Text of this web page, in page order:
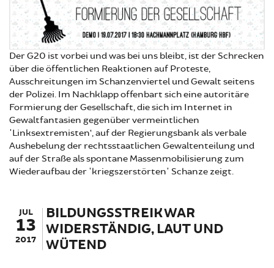
Der G20 ist vorbei und was bei uns bleibt, ist der Schrecken
über die öffentlichen Reaktionen auf Proteste,
Ausschreitungen im Schanzenviertel und Gewalt seitens
der Polizei. Im Nachklapp offenbart sich eine autoritäre
Formierung der Gesellschaft, die sich im Internet in
Gewaltfantasien gegenüber vermeintlichen
'Linksextremisten‘, auf der Regierungsbank als verbale
Aushebelung der rechtsstaatlichen Gewaltenteilung und
auf der Straße als spontane Massenmobilisierung zum
Wiederaufbau der 'kriegszerstörten' Schanze zeigt.
JUL
13
2017
BILDUNGSSTREIK WAR
WIDERSTÄNDIG, LAUT UND
WÜTEND